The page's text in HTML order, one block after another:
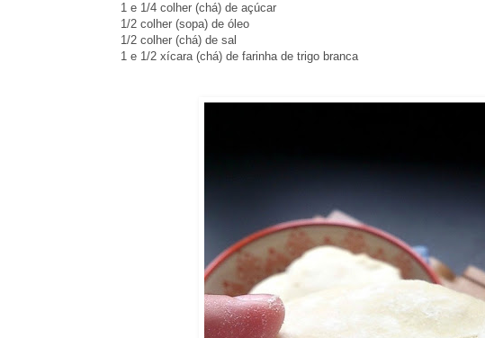
1 e 1/4 colher (chá) de açúcar
1/2 colher (sopa) de óleo
1/2 colher (chá) de sal
1 e 1/2 xícara (chá) de farinha de trigo branca